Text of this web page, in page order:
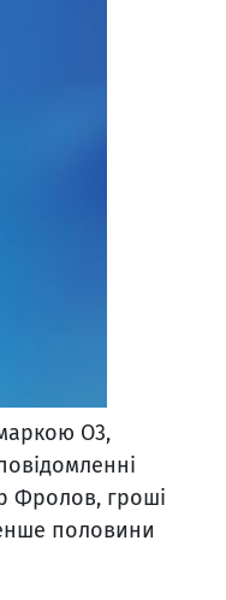
О3,
Фролов, гроші
половини